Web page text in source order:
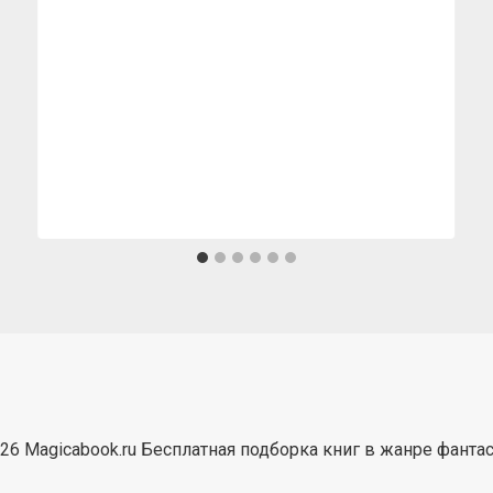
Magicabook.ru Бесплатная подборка книг в жанре